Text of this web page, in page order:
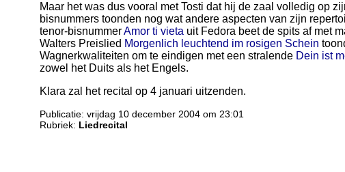
Maar het was dus vooral met Tosti dat hij de zaal volledig op
bisnummers toonden nog wat andere aspecten van zijn
tenor-bisnummerAmor ti vieta uit Fedora beet de spits af met
Walters Preislied Morgenlich leuchtend im rosigen Schein
Wagnerkwaliteiten om te eindigen met een stralende Dein ist
zowel het Duits als het Engels.
Klara zal het recital op 4 januari uitzenden.
Publicatie: vrijdag 10 december 2004 om 23:01
Rubriek: Liedrecital